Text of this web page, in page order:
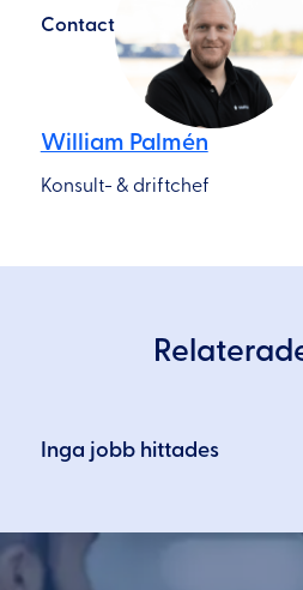
Contact
William Palmén
Konsult- & driftchef
Inga jobb hittades